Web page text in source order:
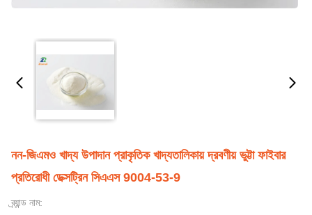
নন-জিএমও খাদ্য উপাদান প্রাকৃতিক খাদ্যতালিকায় দ্রবণীয় ভুট্টা ফাইবার
প্রতিরোধী ডেক্সট্রিন সিএএস 9004-53-9
ব্র্যান্ড নাম: